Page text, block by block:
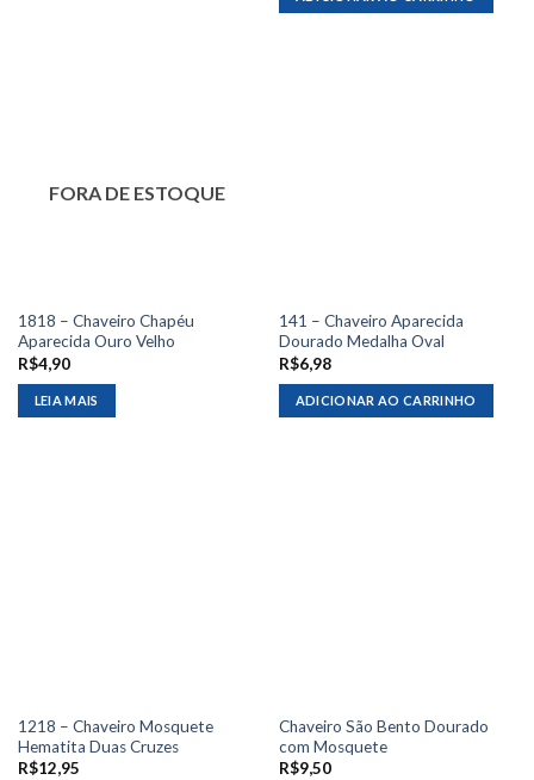
FORA DE ESTOQUE
1818 – Chaveiro Chapéu
Aparecida Ouro Velho
R$4,90
LEIA MAIS
141 – Chaveiro Aparecida
Dourado Medalha Oval
R$6,98
ADICIONAR AO CARRINHO
1218 – Chaveiro Mosquete
Hematita Duas Cruzes
R$12,95
Chaveiro São Bento Dourado
com Mosquete
R$9,50